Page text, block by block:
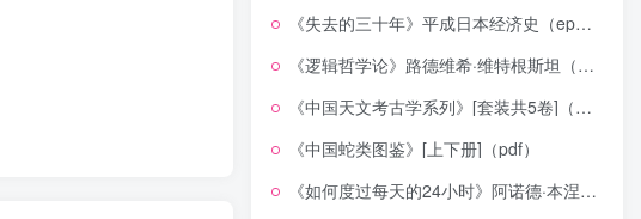
《失去的三十年》平成日本经济史（epub+mobi+azw3+pdf）
《逻辑哲学论》路德维希·维特根斯坦（epub+mobi+azw3+pdf）
《中国天文考古学系列》[套装共5卷]（epub+mobi+azw3+pdf）
《中国蛇类图鉴》[上下册]（pdf）
《如何度过每天的24小时》阿诺德·本涅特（epub+mobi+azw3+pdf）